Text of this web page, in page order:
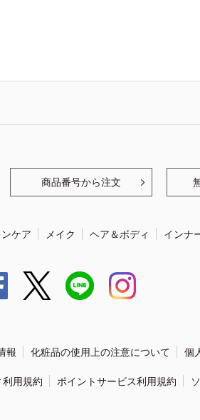
商品番号から注文
ケア メイク ヘア＆ボディ インナ
報 化粧品の使用上の注意について 個
用規約 ポイントサービス利用規約